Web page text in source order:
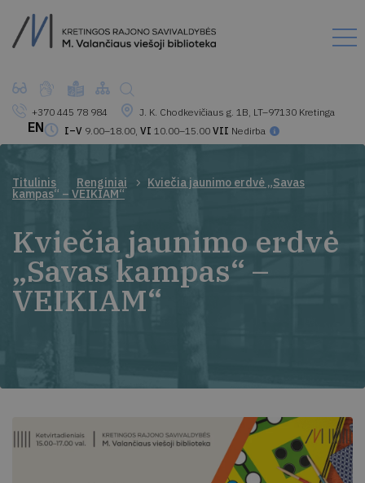
+370 445 78 984
J. K. Chodkevičiaus g. 1B, LT–97130 Kretinga
I–V 9.00–18.00, VI 10.00–15.00 VII Nedirba
EN
Titulinis Renginiai Kviečia jaunimo erdvė „Savas
kampas“ – VEIKIAM“
Kviečia jaunimo erdvė
„Savas kampas“ –
VEIKIAM“